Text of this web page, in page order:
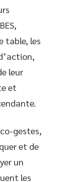
table, les
leur
et
gestes,
et de
un
les